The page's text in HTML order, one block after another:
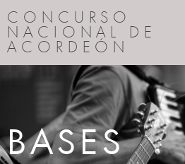
CONCURSO
NACIONAL DE
ACORDEÓN
BASES